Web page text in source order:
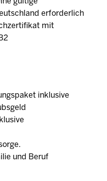
erforderlich
mit
inklusive
und Beruf